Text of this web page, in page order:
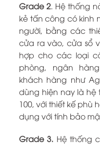
Grade 2. Hệ thống
kẻ tấn công có kinh
người, bằng các
cửa ra vào, cửa sổ
hợp cho các loại
phòng, ngân
khách hàng như
dùng hiện nay là hệ
100, với thiết kế phù
dụng với tính bảo
Grade 3. Hệ thống